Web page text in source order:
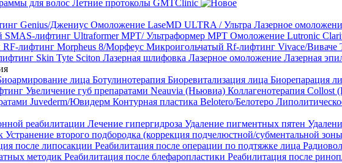
для волос Летние протоколы GMTClinic
Genius/Джениус Омоложение LaseMD ULTRA / Ультра Лазерное
SMAS-лифтинг Ultraformer MPT/ Ультраформер MPT Омоложение Lutronic
RF-лифтинг Morpheus 8/Морфеус Микроигольчатый Rf-лифтинг Vivace/Виваче
Skin Tyte Sciton Лазерная шлифовка Лазерное омоложение Лазерная
лица Ботулинотерапия Биоревитализация лица Биорепарация
Увеличение губ препаратами Neauvia (Ньювиа) Коллагенотерапия Collost
Juvederm/Ювидерм Контурная пластика Belotero/Белотеро
реабилитации Лечение гипергидроза Удаление пигментных пятен
Устранение второго подбородка (коррекция подчелюстной/субментальной
после липосакции Реабилитация после операции по подтяжке лица
методик Реабилитация после блефаропластики Реабилитация после